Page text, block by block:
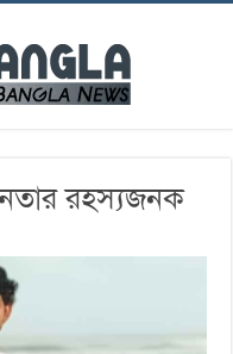
রহস্যজনক